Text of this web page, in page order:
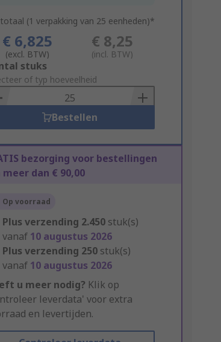
(1 verpakking van 25 eenheden)*
€ 6,825
(excl. BTW)
€ 8,25
(incl. BTW)
stuks
of typ hoeveelheid
Bestellen
bezorging voor bestellingen
meer dan € 90,00
Op voorraad
Plus verzending 2.450 stuk(s)
vanaf 10 augustus 2026
Plus verzending 250 stuk(s)
vanaf 10 augustus 2026
u meer nodig? Klik op
leverdata' voor extra
en levertijden.